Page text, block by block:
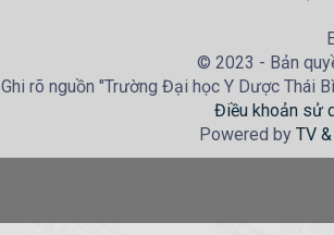
© 2023 - Bản
Ghi rõ nguồn "Trường Đại học Y Dược Thái
Điều khoản sử
Powered by TV